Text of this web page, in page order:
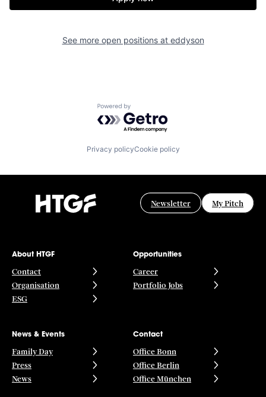
See more open positions at eddyson
Powered by Getro.com
Privacy policyCookie policy
Newsletter My Pitch
About HTGF
Contact
Organisation
ESG
Opportunities
Career
Portfolio Jobs
News & Events
Family Day
Press
News
Contact
Office Bonn
Office Berlin
Office München